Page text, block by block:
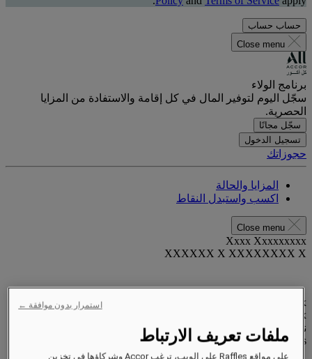
حساب حساب
Close menu
برنامج الولاء
سجّل اليوم لتوفير المال في كل إقامة والاستفادة من المزايا
الحصرية.
سجّل مجانًا
تسجيل الدخول
حجوزاتك
المزايا والحالة
اكسب واستبدل النقاط
Close menu
Xxxx Xxxxxxxxx
XXXXXX X XXXXXXXX X
xxxxxxxx
xx/xx/xxxx
نقاط المكافآت
XXX
pts ملفات تعريف الارتباط
على مواقع Raffles على الويب، ترغب Accor وشركاؤها في تخزين
استمرار بدون موافقة ←